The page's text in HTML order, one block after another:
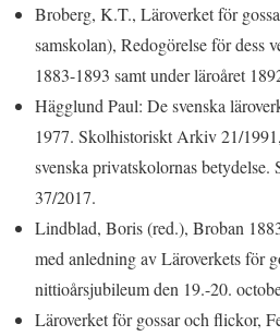
Broberg, K.T., Läroverket för
samskolan), Redogörelse för dess
1883-1893 samt under läroåret
Hägglund Paul: De svenska
1977. Skolhistoriskt Arkiv 21/
svenska privatskolornas
37/2017.
Lindblad, Boris (red.), Broban
med anledning av Läroverkets för
nittioårsjubileum den 19.-20.
Läroverket för gossar och flickor,